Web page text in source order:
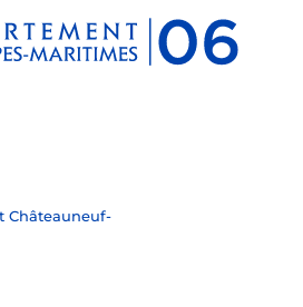
cookies
Châteauneuf-